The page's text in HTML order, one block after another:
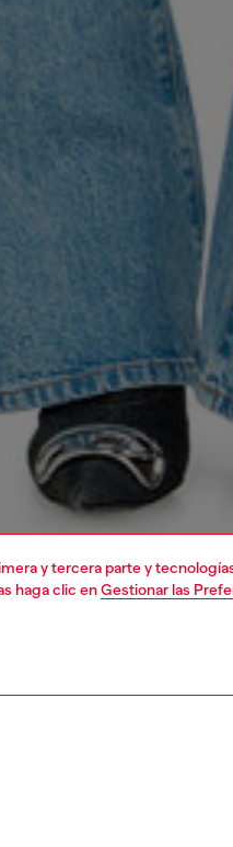
y tercera parte y
haga clic enGestionar las